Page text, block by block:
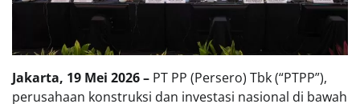
Jakarta, 19 Mei 2026 – PT PP (Persero) Tbk (“PTPP”),
perusahaan konstruksi dan investasi nasional di bawah